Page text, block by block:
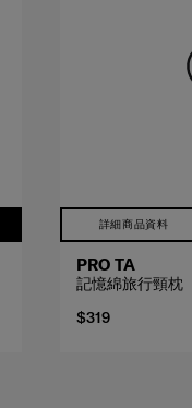
PRO TA
記憶綿旅行頸枕
$319